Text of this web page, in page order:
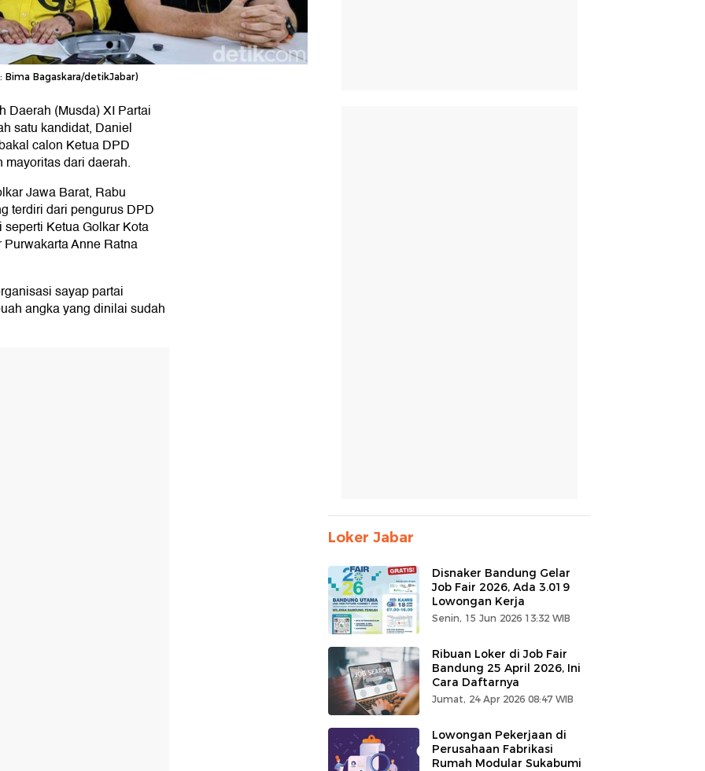
Bagaskara/detikJabar)
Daerah (Musda) XI Partai
satu kandidat, Daniel
calon Ketua DPD
dari daerah.
Jawa Barat, Rabu
terdiri dari pengurus DPD
Ketua Golkar Kota
Anne Ratna
sayap partai
angka yang dinilai sudah
Loker Jabar
Disnaker Bandung Gelar
Job Fair 2026, Ada 3.019
Lowongan Kerja
Senin, 15 Jun 2026 13:32 WIB
Ribuan Loker di Job Fair
Bandung 25 April 2026, Ini
Cara Daftarnya
Jumat, 24 Apr 2026 08:47 WIB
Lowongan Pekerjaan di
Perusahaan Fabrikasi
Rumah Modular Sukabumi